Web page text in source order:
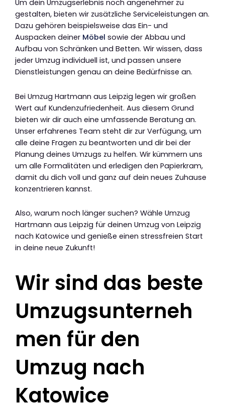
Um dein Umzugserlebnis noch angenehmer zu
gestalten, bieten wir zusätzliche Serviceleistungen an.
Dazu gehören beispielsweise das Ein- und
Auspacken deiner Möbel sowie der Abbau und
Aufbau von Schränken und Betten. Wir wissen, dass
jeder Umzug individuell ist, und passen unsere
Dienstleistungen genau an deine Bedürfnisse an.
Bei Umzug Hartmann aus Leipzig legen wir großen
Wert auf Kundenzufriedenheit. Aus diesem Grund
bieten wir dir auch eine umfassende Beratung an.
Unser erfahrenes Team steht dir zur Verfügung, um
alle deine Fragen zu beantworten und dir bei der
Planung deines Umzugs zu helfen. Wir kümmern uns
um alle Formalitäten und erledigen den Papierkram,
damit du dich voll und ganz auf dein neues Zuhause
konzentrieren kannst.
Also, warum noch länger suchen? Wähle Umzug
Hartmann aus Leipzig für deinen Umzug von Leipzig
nach Katowice und genieße einen stressfreien Start
in deine neue Zukunft!
Wir sind das beste
Umzugsunterneh
men für den
Umzug nach
Katowice